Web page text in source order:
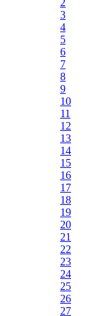
3
4
5
6
7
8
9
10
11
12
13
14
15
16
17
18
19
20
21
22
23
24
25
26
27